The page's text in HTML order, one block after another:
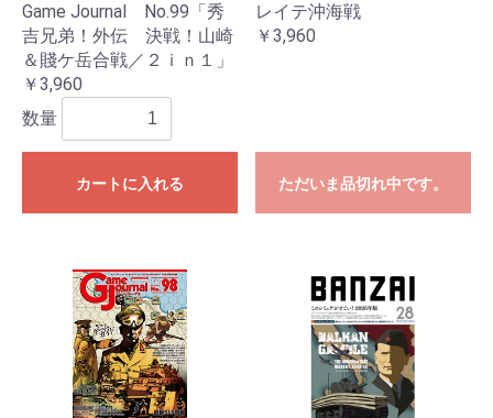
Game Journal No.99「秀
吉兄弟！外伝 決戦！山崎
＆賤ケ岳合戦／２ｉｎ１」
￥3,960
数量
カートに入れる
レイテ沖海戦
￥3,960
ただいま品切れ中です。